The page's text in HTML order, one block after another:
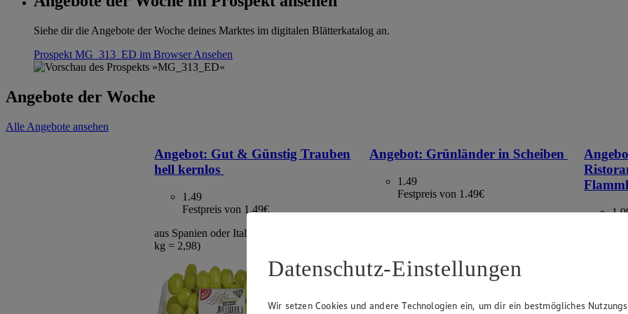
Siehe dir die Angebote der Woche deines Marktes im digitalen Blätterkatalog an.
Prospekt MG_313_ED im BrowserAnsehen
Angebote der Woche
Alle Angebote ansehen
Angebot: Gut & Günstig Trauben
hell kernlos
1.49
Festpreis von 1.49€
aus Spanien oder Italien, Klasse I, 500 g, (1
kg = 2,98)
Angebot: Grünländer in Scheiben
1.49
Festpreis von 1.49€
versch.
Datenschutz-Einstellungen
Wir setzen Cookies und andere Technologien ein, um dir ein bestmögliches